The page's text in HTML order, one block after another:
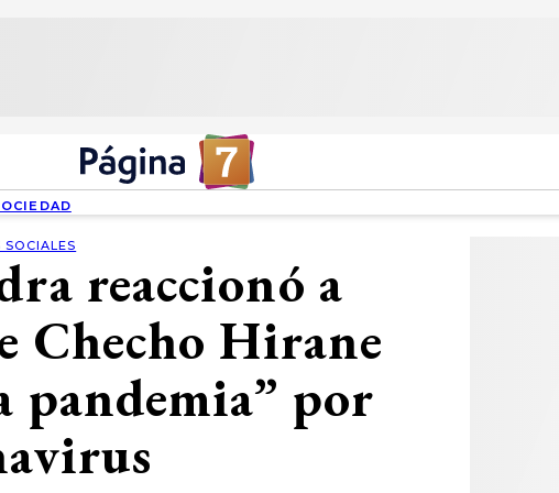
SOCIALES
reaccionó a
Checho Hirane
pandemia” por